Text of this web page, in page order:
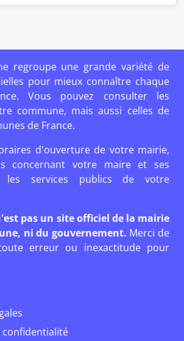
regroupe une grande variété de
pour mieux connaître chaque
Vous pouvez consulter les
commune, mais aussi celles de
de France.
d'ouverture de votre mairie,
concernant votre maire et ses
les services publics de votre
pas un site officiel de la mairie
ni du gouvernement. Merci de
erreur ou inexactitude pour
confidentialité